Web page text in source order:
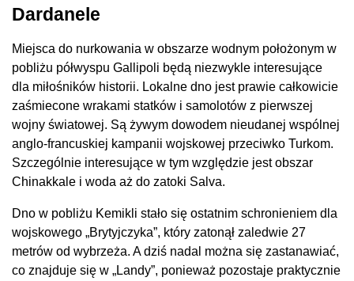
Dardanele
Miejsca do nurkowania w obszarze wodnym położonym w
pobliżu półwyspu Gallipoli będą niezwykle interesujące
dla miłośników historii. Lokalne dno jest prawie całkowicie
zaśmiecone wrakami statków i samolotów z pierwszej
wojny światowej. Są żywym dowodem nieudanej wspólnej
anglo-francuskiej kampanii wojskowej przeciwko Turkom.
Szczególnie interesujące w tym względzie jest obszar
Chinakkale i woda aż do zatoki Salva.
Dno w pobliżu Kemikli stało się ostatnim schronieniem dla
wojskowego „Brytyjczyka”, który zatonął zaledwie 27
metrów od wybrzeża. A dziś nadal można się zastanawiać,
co znajduje się w „Landy”, ponieważ pozostaje praktycznie